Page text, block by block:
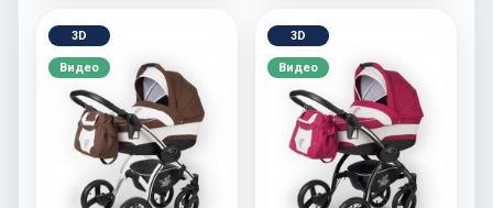
3D
Видео
3D
Видео